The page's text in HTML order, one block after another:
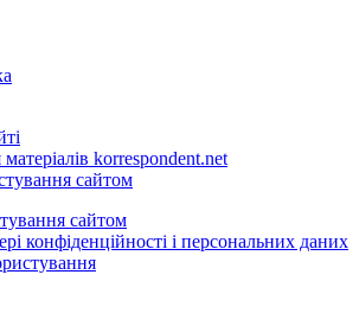
korrespondent.net
сайтом
сайтом
конфіденційності і персональних даних